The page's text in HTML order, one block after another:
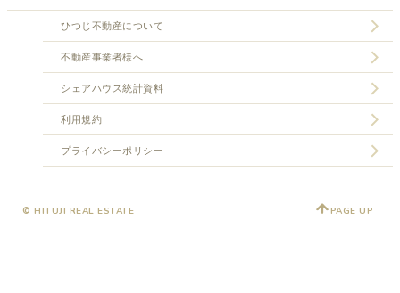
ひつじ不動産について
不動産事業者様へ
シェアハウス統計資料
利用規約
プライバシーポリシー
© HITUJI REAL ESTATE PAGE UP